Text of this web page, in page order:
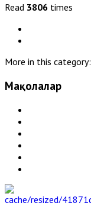
Read 3806 times
More in this category:
Мақолалар